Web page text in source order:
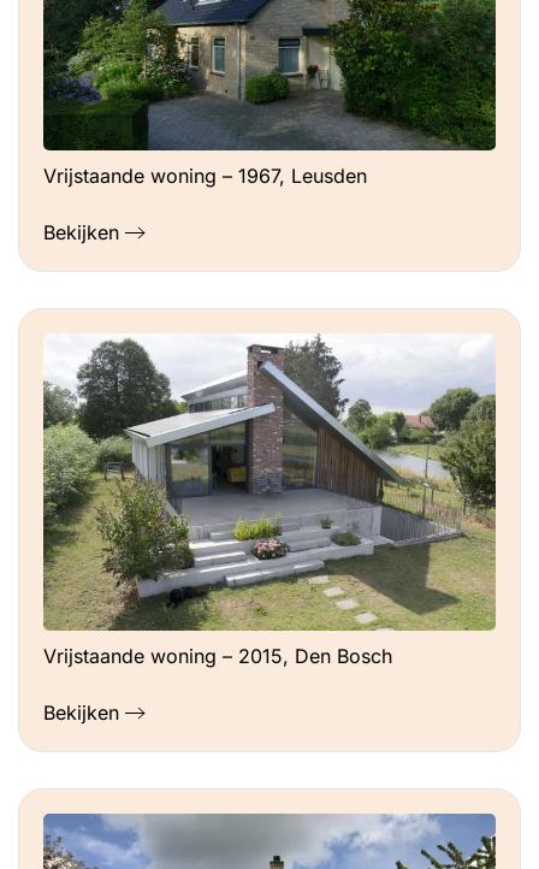
Vrijstaande woning – 1967, Leusden
Bekijken
Vrijstaande woning – 2015, Den Bosch
Bekijken